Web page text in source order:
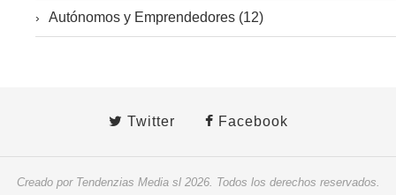
Autónomos y Emprendedores (12)
Twitter Facebook
Creado por Tendenzias Media sl 2026. Todos los derechos reservados.